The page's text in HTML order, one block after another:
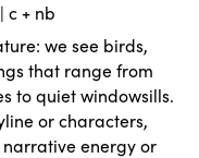
c + nb
we see birds,
that range from
to quiet windowsills.
or characters,
narrative energy or